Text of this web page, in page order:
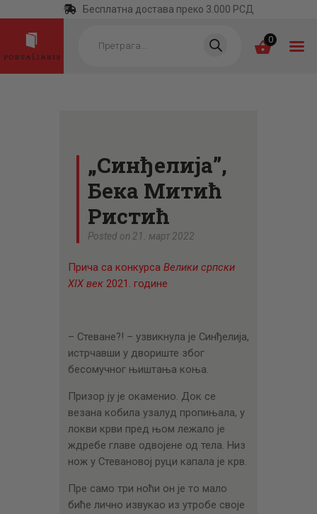
Бесплатна достава преко 3.000 РСД
search 0
НАЈПРОДАВАНИЈЕ
НОВЕ КЊИГЕ
ОТРГНУТО ОД
ЗАБОРАВА
АУТОРИ
ПИСМО
„Синђелија”,
Бека Митић
Ристић
Posted on 21. март 2022
Прича са конкурса Велики српски
XIX век 2021. године
– Стеване?! – узвикнула је Синђелија,
истрчавши у двориште због
бесомучног њиштања коња.
Призор ју је окаменио. Док се
везана кобила узалуд пропињала, у
локви крви пред њом лежало је
ждребе главе одвојене од тела. Низ
нож у Стевановој руци капала је крв.
Пре само три ноћи он је то мало
биће лично извукао из утробе своје